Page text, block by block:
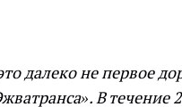
далеко не первое
В течение